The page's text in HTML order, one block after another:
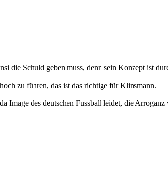
die Schuld geben muss, denn sein Konzept ist
zu führen, das ist das richtige für Klinsmann.
Image des deutschen Fussball leidet, die